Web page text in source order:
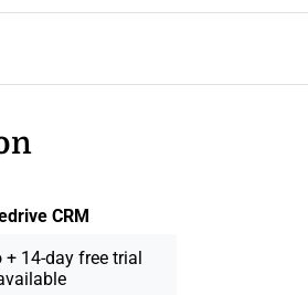
CRM
+ 14-day free trial